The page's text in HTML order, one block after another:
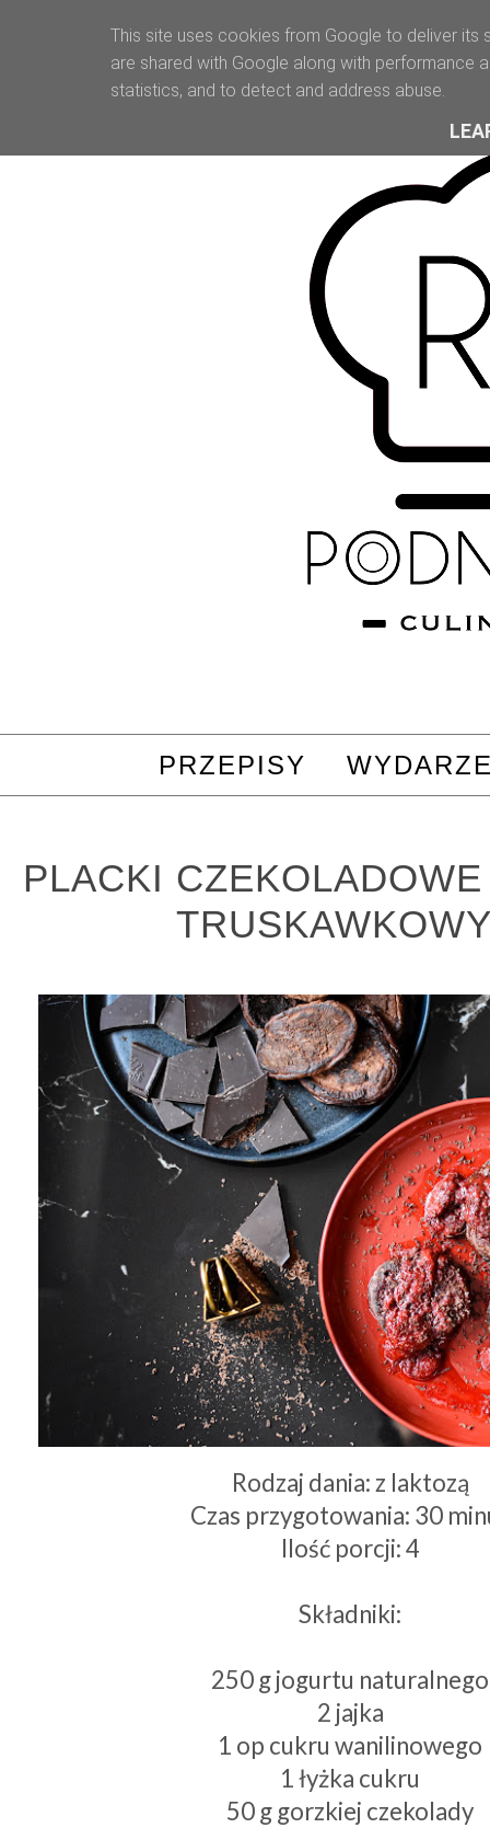
PRZEPISY
PLACKI
Rodzaj dania: z laktozą
Czas przygotowania: 30
Ilość porcji: 4
Składniki:
250 g jogurtu naturalnego
2 jajka
1 op cukru wanilinowego
1 łyżka cukru
50 g gorzkiej czekolady
This site uses cookies from Google to deliver its
are shared with Google along with performance
statistics, and to detect and address abuse.